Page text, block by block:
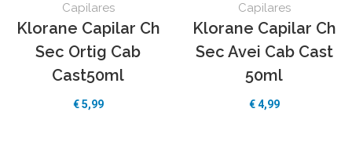
Capilares
Klorane Capilar Ch
Sec Ortig Cab
Cast50ml
€5,99
Capilares
Klorane Capilar Ch
Sec Avei Cab Cast
50ml
€4,99